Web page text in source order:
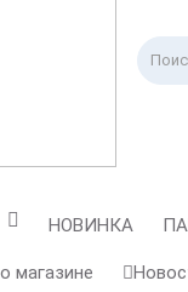
НОВИНКА
магазине